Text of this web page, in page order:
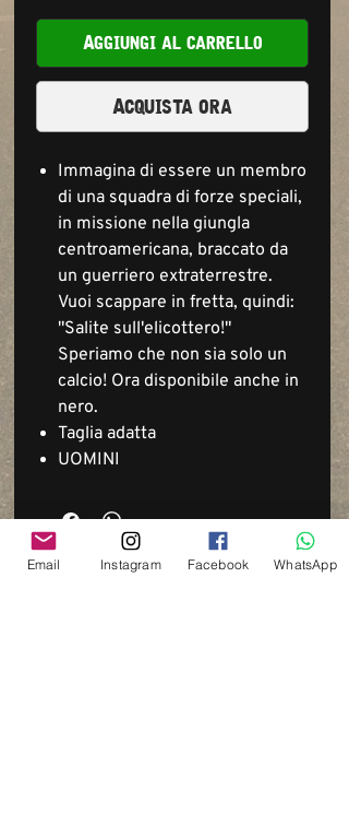
Aggiungi al carrello
Acquista ora
Immagina di essere un membro
di una squadra di forze speciali,
in missione nella giungla
centroamericana, braccato da
un guerriero extraterrestre.
Vuoi scappare in fretta, quindi:
"Salite sull'elicottero!"
Speriamo che non sia solo un
calcio! Ora disponibile anche in
nero.
Taglia adatta
UOMINI
Email Instagram Facebook WhatsApp